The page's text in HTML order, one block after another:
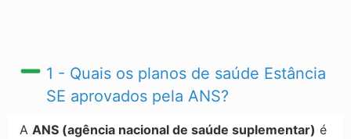
1 - Quais os planos de saúde Estância
SE​ aprovados pela ANS?
A ANS (agência nacional de saúde suplementar) é